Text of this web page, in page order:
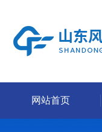
网站首页